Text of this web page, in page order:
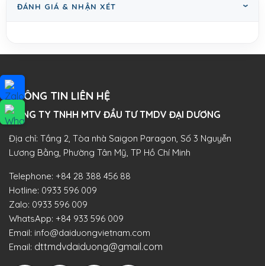
ĐÁNH GIÁ & NHẬN XÉT
THÔNG TIN LIÊN HỆ
CÔNG TY TNHH MTV ĐẦU TƯ TMDV ĐẠI DƯƠNG​
Địa chỉ: Tầng 2, Tòa nhà Saigon Paragon, Số 3 Nguyễn
Lương Bằng, Phường Tân Mỹ, TP Hồ Chí Minh
Telephone: +84 28 388 456 88
Hotline: 0933 596 009
Zalo: 0933 596 009
WhatsApp: +84 933 596 009
Email: info@daiduongvietnam.com
Email: dttmdvdaiduong@gmail.com